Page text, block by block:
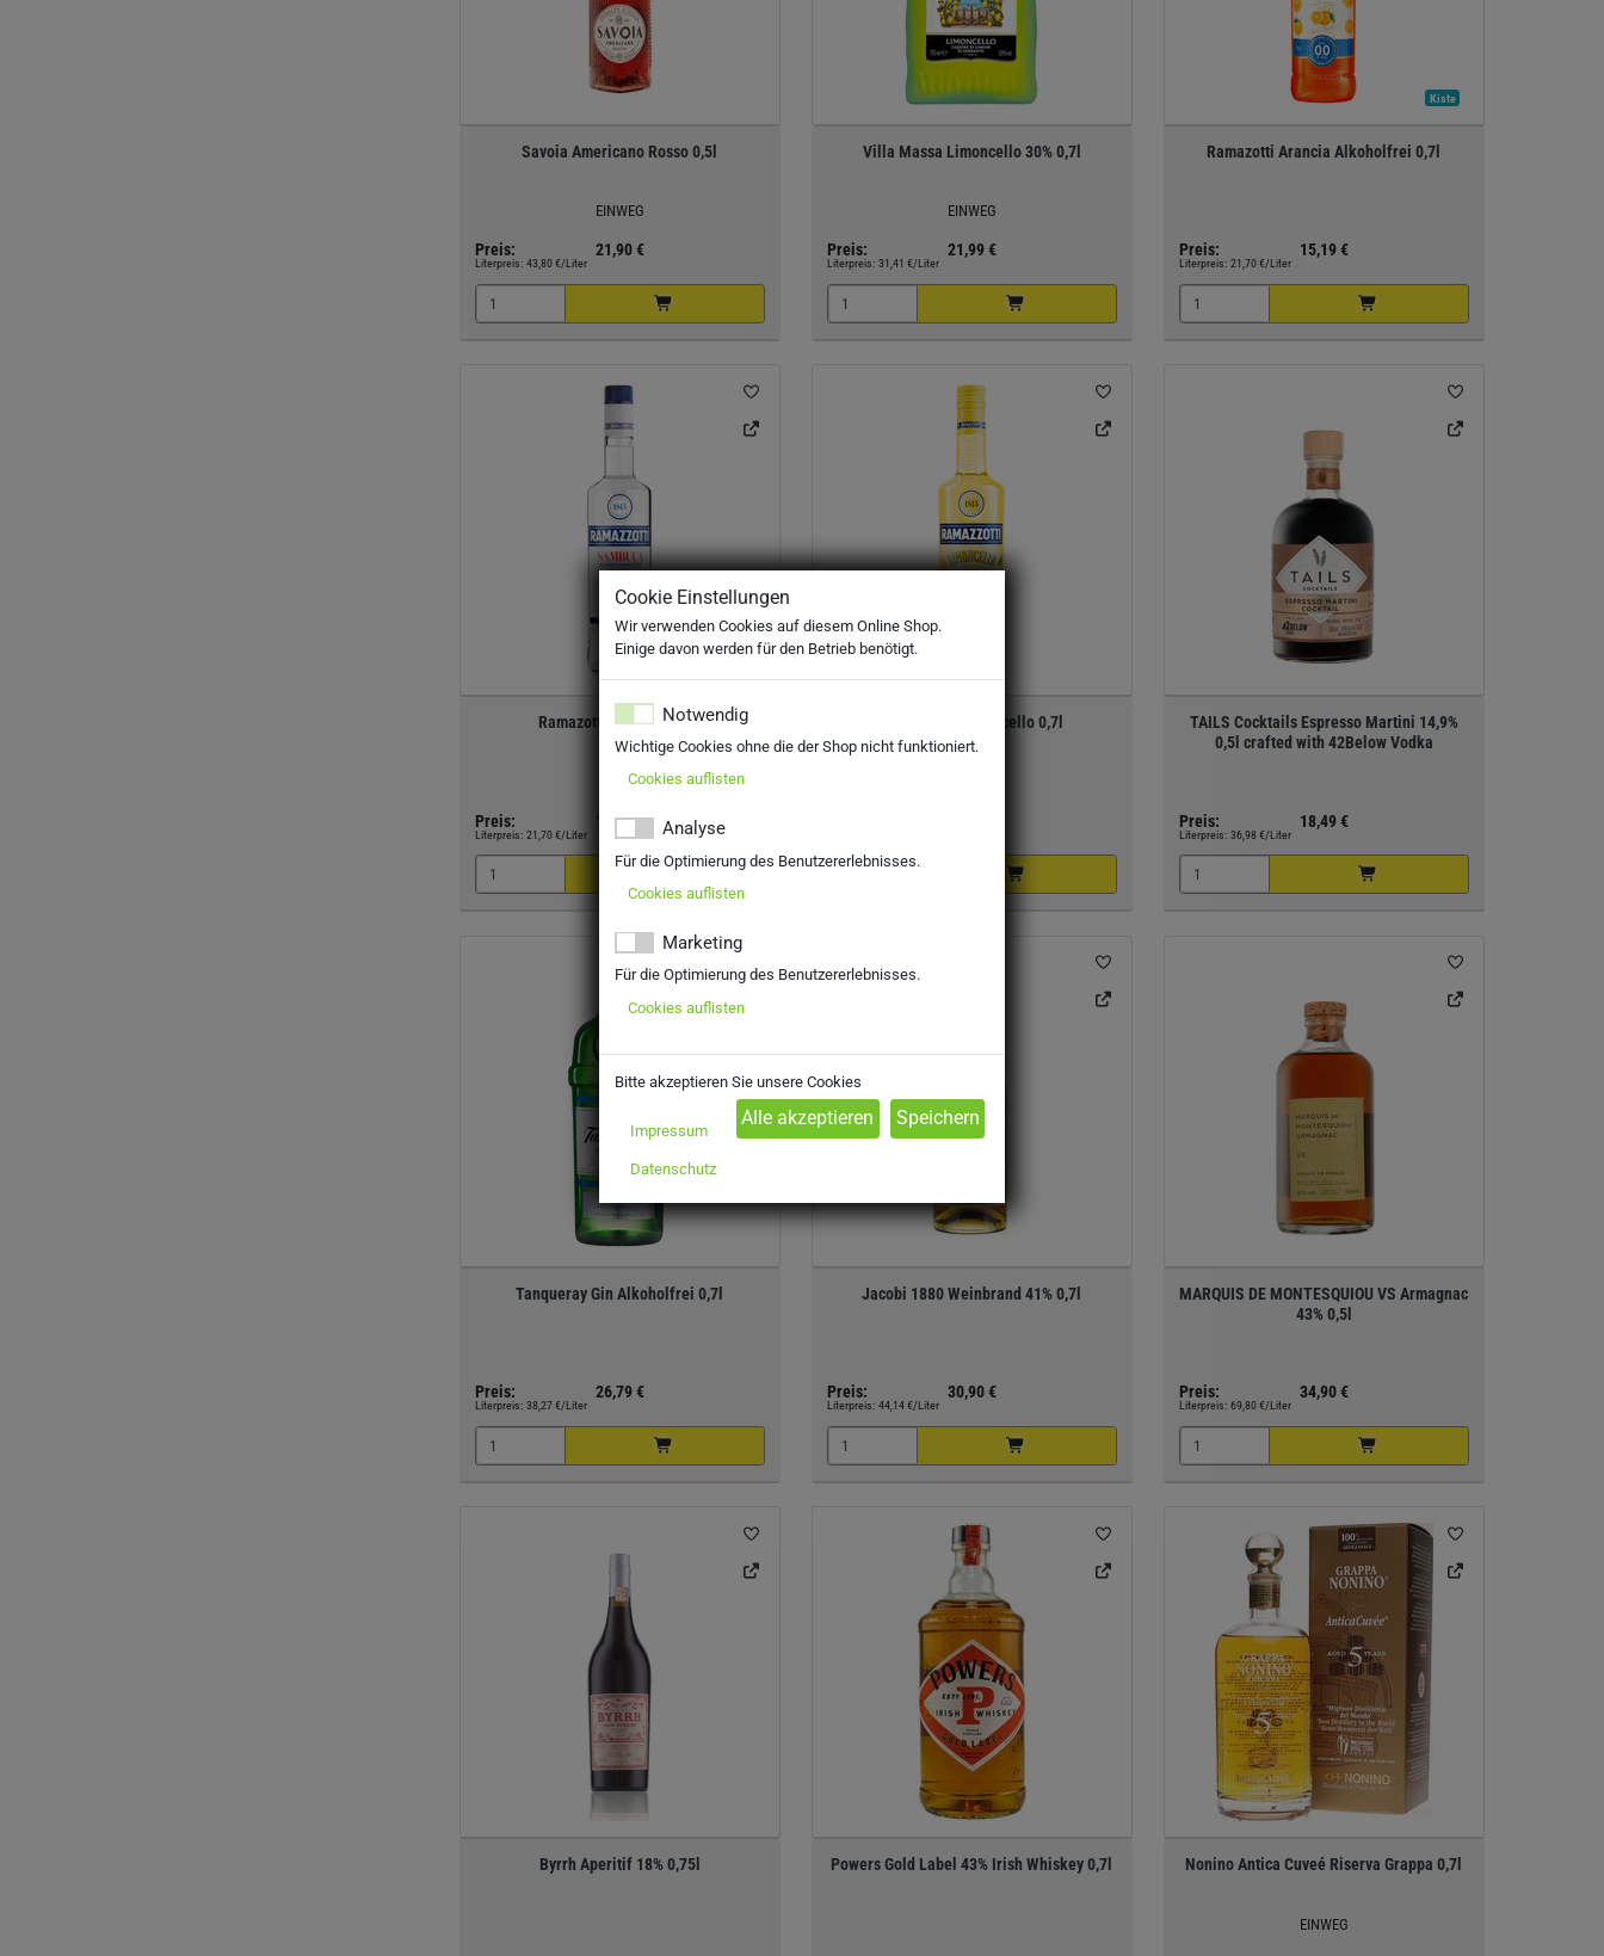
Savoia Americano Rosso 0,5l
EINWEG
Preis: 21,90 €
Literpreis: 43,80 €/Liter
Villa Massa Limoncello 30% 0,7l
EINWEG
Preis: 21,99 €
Literpreis: 31,41 €/Liter
Kiste
Ramazotti Arancia Alkoholfrei 0,7l
Preis: 15,19 €
Literpreis: 21,70 €/Liter
Ramazotti Sambuca 0,7l
Preis: 15,19 €
Literpreis: 21,70 €/Liter
Ramazzotti Limoncello 0,7l
TAILS Cocktails Espresso Martini 14,9%
0,5l crafted with 42Below Vodka
Preis: 18,49 €
Literpreis: 36,98 €/Liter
Tanqueray Gin Alkoholfrei 0,7l
Preis: 26,79 €
Literpreis: 38,27 €/Liter
Jacobi 1880 Weinbrand 41% 0,7l
Preis: 30,90 €
Literpreis: 44,14 €/Liter
MARQUIS DE MONTESQUIOU VS Armagnac
43% 0,5l
Preis: 34,90 €
Literpreis: 69,80 €/Liter
Byrrh Aperitif 18% 0,75l Powers Gold Label 43% Irish Whiskey 0,7l Nonino Antica Cuveé Riserva Grappa 0,7l
EINWEG
Cookie Einstellungen
Wir verwenden Cookies auf diesem Online Shop.
Einige davon werden für den Betrieb benötigt.
Notwendig
Wichtige Cookies ohne die der Shop nicht funktioniert.
Cookies auflisten
Analyse
Für die Optimierung des Benutzererlebnisses.
Cookies auflisten
Marketing
Für die Optimierung des Benutzererlebnisses.
Cookies auflisten
Bitte akzeptieren Sie unsere Cookies
Impressum
Datenschutz